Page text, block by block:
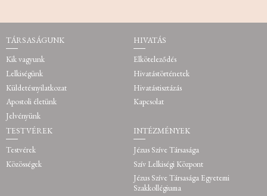
TÁRSASÁGUNK
Kik vagyunk
Lelkiségünk
Küldetésnyilatkozat
Apostoli életünk
Jelvényünk
HIVATÁS
Elköteleződés
Hivatástörténetek
Hivatástisztázás
Kapcsolat
TESTVÉREK
Testvérek
Közösségek
INTÉZMÉNYEK
Jézus Szíve Társasága
Szív Lelkiségi Központ
Jézus Szíve Társasága Egyetemi
Szakkollégiuma